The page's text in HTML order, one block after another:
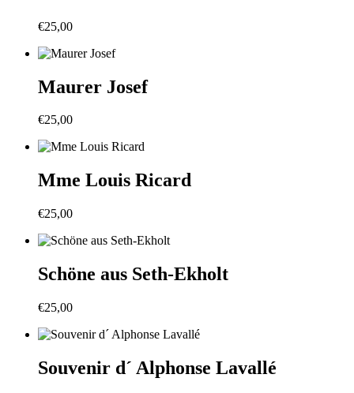
€25,00
Maurer Josef
€25,00
Mme Louis Ricard
€25,00
Schöne aus Seth-Ekholt
€25,00
Souvenir d´ Alphonse Lavallé